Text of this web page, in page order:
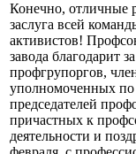
Конечно, отличные
заслуга всей
активистов!
завода благодарит
профгрупоргов,
уполномоченных по
председателей
причастных к
деятельности и